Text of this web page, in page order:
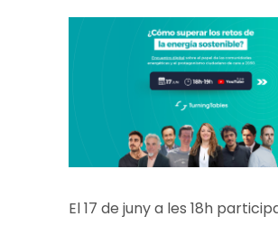
El 17 de juny a les 18h